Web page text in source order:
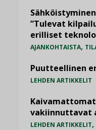
”Tulevat
erilliset
AJANKOHTAISTA,
Puutteellinen
LEHDEN ARTIKKELIT
vakiinnuttavat
LEHDEN ARTIKKELIT,